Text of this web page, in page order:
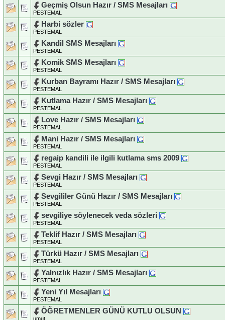
Geçmiş Olsun Hazır / SMS Mesajları
PESTEMAL
Harbi sözler
PESTEMAL
Kandil SMS Mesajları
PESTEMAL
Komik SMS Mesajları
PESTEMAL
Kurban Bayramı Hazır / SMS Mesajları
PESTEMAL
Kutlama Hazır / SMS Mesajları
PESTEMAL
Love Hazır / SMS Mesajları
PESTEMAL
Mani Hazır / SMS Mesajları
PESTEMAL
regaip kandili ile ilgili kutlama sms 2009
PESTEMAL
Sevgi Hazır / SMS Mesajları
PESTEMAL
Sevgililer Günü Hazır / SMS Mesajları
PESTEMAL
sevgiliye söylenecek veda sözleri
PESTEMAL
Teklif Hazır / SMS Mesajları
PESTEMAL
Türkü Hazır / SMS Mesajları
PESTEMAL
Yalnızlık Hazır / SMS Mesajları
PESTEMAL
Yeni Yıl Mesajları
PESTEMAL
ÖĞRETMENLER GÜNÜ KUTLU OLSUN
umut